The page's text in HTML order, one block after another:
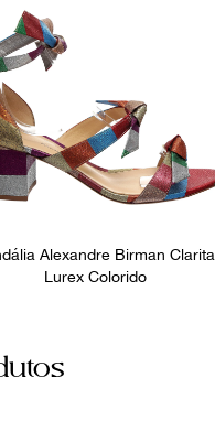
Alexandre Birman Clarita
Lurex Colorido